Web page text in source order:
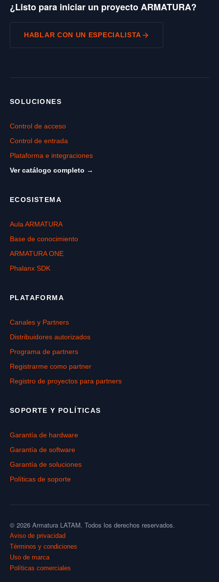
¿Listo para iniciar un proyecto ARMATURA?
HABLAR CON UN ESPECIALISTA
SOLUCIONES
Control de acceso
Control de entrada
Plataforma e integraciones
Ver catálogo completo →
ECOSISTEMA
Aula ARMATURA
Base de conocimiento
ARMATURA ONE
Phalanx SDK
PLATAFORMA
Canales y Partners
Distribuidores autorizados
Programa de partners
Registrarme como partner
Registro de proyectos para partners
SOPORTE Y POLÍTICAS
Garantía de hardware
Garantía de software
Garantía de soluciones
Políticas de soporte
© 2026 Armatura LATAM. Todos los derechos reservados.
Aviso de privacidad
Términos y condiciones
Uso de marca
Políticas comerciales